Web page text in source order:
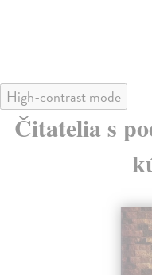
High-contrast mode
Čitatelia s